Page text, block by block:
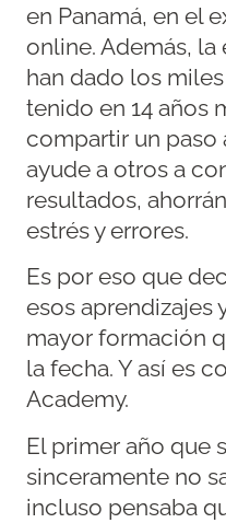
en Panamá, en el
online. Además,
han dado los
tenido en 14 años
compartir un paso
ayude a otros a
resultados,
estrés y errores.
Es por eso que
esos aprendizajes
mayor formación
la fecha. Y así es
Academy.
El primer año que
sinceramente no
incluso pensaba